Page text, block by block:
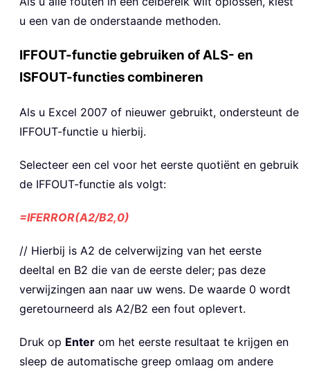
u een van de onderstaande methoden.
IFFOUT-functie gebruiken of ALS- en
ISFOUT-functies combineren
Als u Excel 2007 of nieuwer gebruikt, ondersteunt de
IFFOUT-functie u hierbij.
Selecteer een cel voor het eerste quotiënt en gebruik
de IFFOUT-functie als volgt:
=IFERROR(A2/B2,0)
// Hierbij is A2 de celverwijzing van het eerste
deeltal en B2 die van de eerste deler; pas deze
verwijzingen aan naar uw wens. De waarde 0 wordt
geretourneerd als A2/B2 een fout oplevert.
Druk op Enter om het eerste resultaat te krijgen en
sleep de automatische greep omlaag om andere